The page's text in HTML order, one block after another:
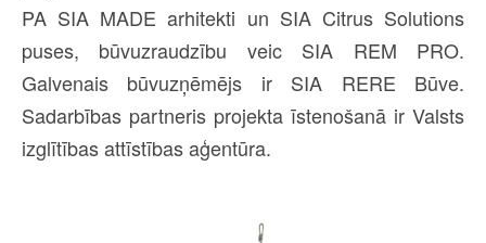
PA SIA MADE arhitekti un SIA Citrus Solutions
puses, būvuzraudzību veic SIA REM PRO.
Galvenais būvuzņēmējs ir SIA RERE Būve.
Sadarbības partneris projekta īstenošanā ir Valsts
izglītības attīstības aģentūra.